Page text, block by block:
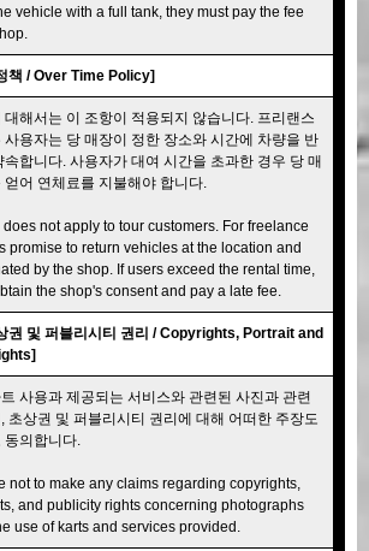
vehicle with a full tank, they must pay the fee
책 / Over Time Policy]
대해서는 이 조항이 적용되지 않습니다. 프리랜스
사용자는 당 매장이 정한 장소와 시간에 차량을 반
속합니다. 사용자가 대여 시간을 초과한 경우 당 매
얻어 연체료를 지불해야 합니다.
not apply to tour customers. For freelance
promise to return vehicles at the location and
by the shop. If users exceed the rental time,
the shop's consent and pay a late fee.
권 및 퍼블리시티 권리 / Copyrights, Portrait and
사용과 제공되는 서비스와 관련된 사진과 관련
초상권 및 퍼블리시티 권리에 대해 어떠한 주장도
의합니다.
not to make any claims regarding copyrights,
and publicity rights concerning photographs
use of karts and services provided.